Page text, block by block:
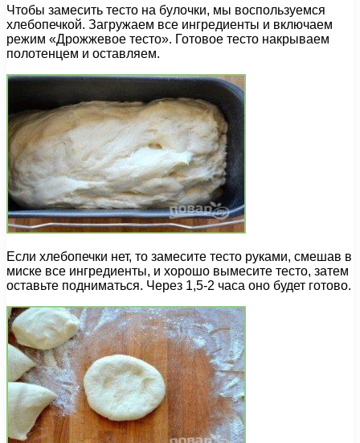
Чтобы замесить тесто на булочки, мы воспользуемся
хлебопечкой. Загружаем все ингредиенты и включаем
режим «Дрожжевое тесто». Готовое тесто накрываем
полотенцем и оставляем.
Если хлебопечки нет, то замесите тесто руками, смешав в
миске все ингредиенты, и хорошо вымесите тесто, затем
оставьте подниматься. Через 1,5-2 часа оно будет готово.